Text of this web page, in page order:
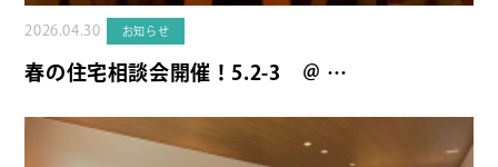
2026.04.30 お知らせ
春の住宅相談会開催！5.2-3 ＠ …